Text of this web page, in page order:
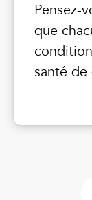
Pensez-
que
santé de